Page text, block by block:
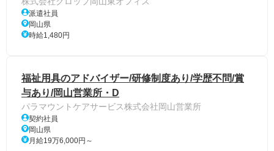
派遣社員
岡山県
時給1,480円
福祉用具のアドバイザー/研修制度あり/学歴不問/賞
与あり/岡山営業所・D
パラマウントケアサービス株式会社岡山営業所
契約社員
岡山県
月給19万6,000円～